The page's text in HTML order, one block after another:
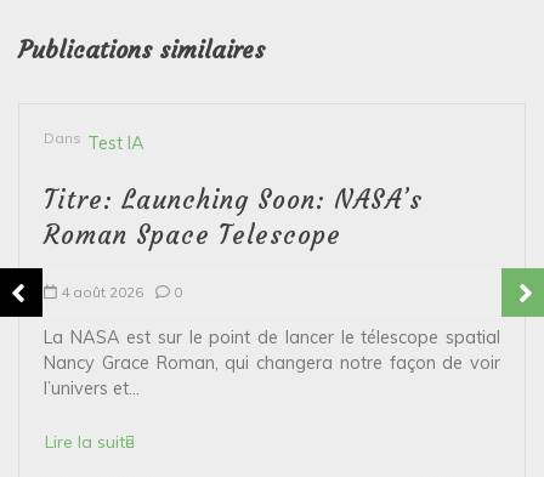
Publications similaires
Dans Test IA
Titre: Launching Soon: NASA’s
Roman Space Telescope
4 août 2026 0
La NASA est sur le point de lancer le télescope spatial
Nancy Grace Roman, qui changera notre façon de voir
l’univers et...
Lire la suite